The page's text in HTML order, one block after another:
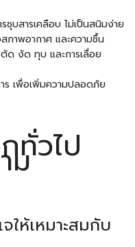
บสารเคลือบ ไม่เป็นสนิมง่าย
ภาพอากาศ และความชื้น
ด งัด ทุบ และการเลื่อย
ร เพื่อเพิ่มความปลอดภัย
ทั่วไป
ม
ให้เหมาะสมกับ